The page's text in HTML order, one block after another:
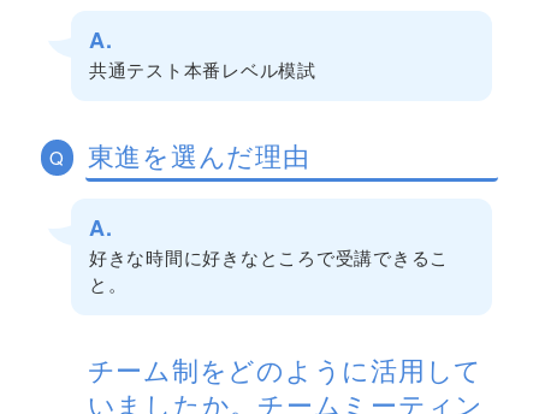
A.
共通テスト本番レベル模試
Q 東進を選んだ理由
A.
好きな時間に好きなところで受講できるこ
と。
チーム制をどのように活用して
いましたか。チームミーティン